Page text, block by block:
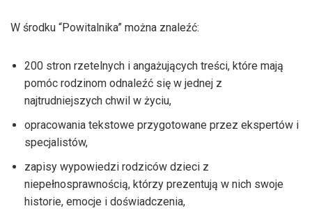
W środku “Powitalnika” można znaleźć:
200 stron rzetelnych i angażujących treści, które mają
pomóc rodzinom odnaleźć się w jednej z
najtrudniejszych chwil w życiu,
opracowania tekstowe przygotowane przez ekspertów i
specjalistów,
zapisy wypowiedzi rodziców dzieci z
niepełnosprawnością, którzy prezentują w nich swoje
historie, emocje i doświadczenia,